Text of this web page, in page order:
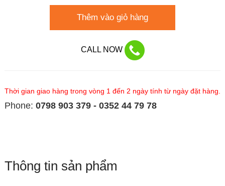
Thêm vào giỏ hàng
CALL NOW
Thời gian giao hàng trong vòng 1 đến 2 ngày tính từ ngày đặt hàng.
Phone: 0798 903 379 - 0352 44 79 78
Thông tin sản phẩm